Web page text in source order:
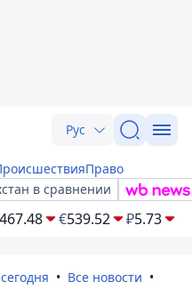
Рус
Право
в сравнении
467.48 €539.52 ₽5.73
Все новости